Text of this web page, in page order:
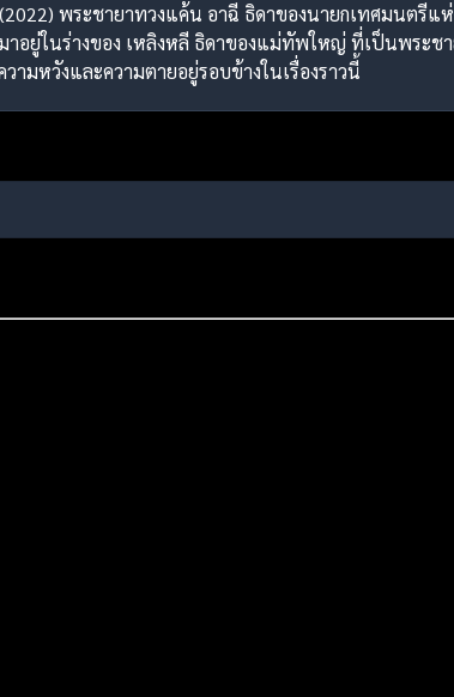
(2022) พระชายาทวงแค้น อาฉี ธิดาของนายกเทศมนตรีแ
อยู่ในร่างของ เหลิงหลี ธิดาของแม่ทัพใหญ่ ที่เป็นพระชา
มหวังและความตายอยู่รอบข้างในเรื่องราวนี้